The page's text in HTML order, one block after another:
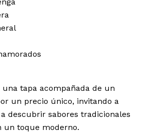
tapa acompañada de un
un precio único, invitando a
descubrir sabores tradicionales
un toque moderno.